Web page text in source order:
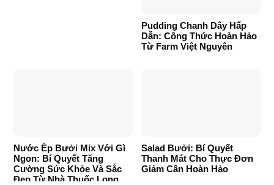
Pudding Chanh Dây Hấp
Dẫn: Công Thức Hoàn Hảo
Từ Farm Việt Nguyên
Nước Ép Bưởi Mix Với Gì
Ngon: Bí Quyết Tăng
Cường Sức Khỏe Và Sắc
Đẹp Từ Nhà Thuốc Long
Salad Bưởi: Bí Quyết
Thanh Mát Cho Thực Đơn
Giảm Cân Hoàn Hảo